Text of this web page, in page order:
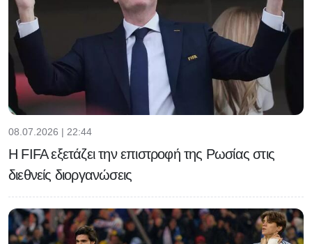
08.07.2026 | 22:44
Η FIFA εξετάζει την επιστροφή της Ρωσίας στις
διεθνείς διοργανώσεις